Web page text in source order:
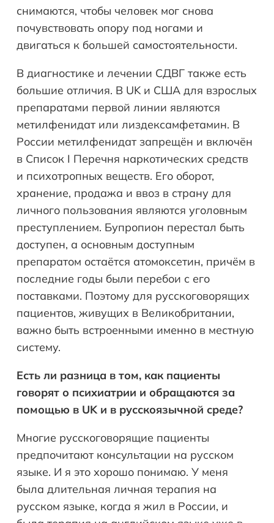
снимаются, чтобы человек мог снова
почувствовать опору под ногами и
двигаться к большей самостоятельности.
В диагностике и лечении СДВГ также есть
большие отличия. В UK и США для взрослых
препаратами первой линии являются
метилфенидат или лиздексамфетамин. В
России метилфенидат запрещён и включён
в Список I Перечня наркотических средств
и психотропных веществ. Его оборот,
хранение, продажа и ввоз в страну для
личного пользования являются уголовным
преступлением. Бупропион перестал быть
доступен, а основным доступным
препаратом остаётся атомоксетин, причём в
последние годы были перебои с его
поставками. Поэтому для русскоговорящих
пациентов, живущих в Великобритании,
важно быть встроенными именно в местную
систему.
Есть ли разница в том, как пациенты
говорят о психиатрии и обращаются за
помощью в UKи в русскоязычной среде?
Многие русскоговорящие пациенты
предпочитают консультации на русском
языке. И я это хорошо понимаю. У меня
была длительная личная терапия на
русском языке, когда я жил в России, и